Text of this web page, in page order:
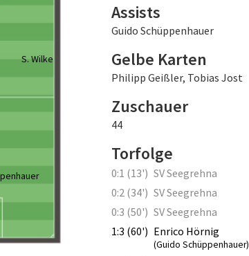
S. Wilke
Assists
Guido Schüppenhauer
Gelbe Karten
Philipp Geißler, Tobias Jost
Zuschauer
44
Torfolge
0:1 (13') SV Seegrehna
0:2 (34') SV Seegrehna
0:3 (50') SV Seegrehna
1:3 (60') Enrico Hörnig
(Guido Schüppenhauer)